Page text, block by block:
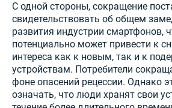
С одной стороны, сокращение
свидетельствовать об общем
развития индустрии смартфонов,
потенциально может привести к
интереса как к новым, так и к
устройствам. Потребители
фоне опасений рецессии. Однако
означать, что люди хранят свои